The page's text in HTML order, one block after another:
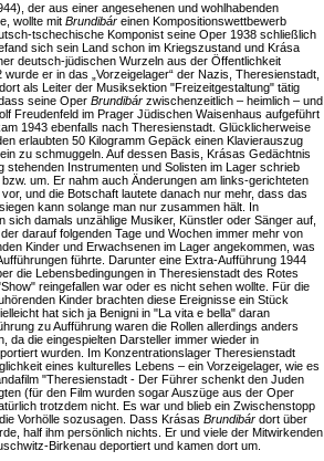
der aus einer angesehenen und wohlhabenden
wollte mit Brundibáreinen Kompositionswettbewerb
tschechische Komponist seine Oper 1938 schließlich
sich sein Land schon im Kriegszustand und Krása
deutsch-jüdischen Wurzeln aus der Öffentlichkeit
er in das „Vorzeigelager“ der Nazis, Theresienstadt,
als Leiter der Musiksektion "Freizeitgestaltung" tätig
seine Oper Brundibárzwischenzeitlich – heimlich – und
Freudenfeld im Prager Jüdischen Waisenhaus aufgeführt
1943 ebenfalls nach Theresienstadt. Glücklicherweise
erlaubten 50 Kilogramm Gepäck einen Klavierauszug
zu schmuggeln. Auf dessen Basis, Krásas Gedächtnis
stehenden Instrumenten und Solisten im Lager schrieb
um. Er nahm auch Änderungen am links-gerichteten
und die Botschaft lautete danach nur mehr, dass das
kann solange man nur zusammen hält. In
sich damals unzählige Musiker, Künstler oder Sänger auf,
darauf folgenden Tage und Wochen immer mehr von
Kinder und Erwachsenen im Lager angekommen, was
führte. Darunter eine Extra-Aufführung 1944
die Lebensbedingungen in Theresienstadt des Rotes
reingefallen war oder es nicht sehen wollte. Für die
Kinder brachten diese Ereignisse ein Stück
hat sich ja Benigni in "La vita e bella" daran
zu Aufführung waren die Rollen allerdings anders
da die eingespielten Darsteller immer wieder in
wurden. Im Konzentrationslager Theresienstadt
eines kulturelles Lebens – ein Vorzeigelager, wie es
"Theresienstadt - Der Führer schenkt den Juden
(für den Film wurden sogar Auszüge aus der Oper
trotzdem nicht. Es war und blieb ein Zwischenstopp
Vorhölle sozusagen. Dass Krásas Brundibárdort über
half ihm persönlich nichts. Er und viele der Mitwirkenden
Birkenau deportiert und kamen dort um.